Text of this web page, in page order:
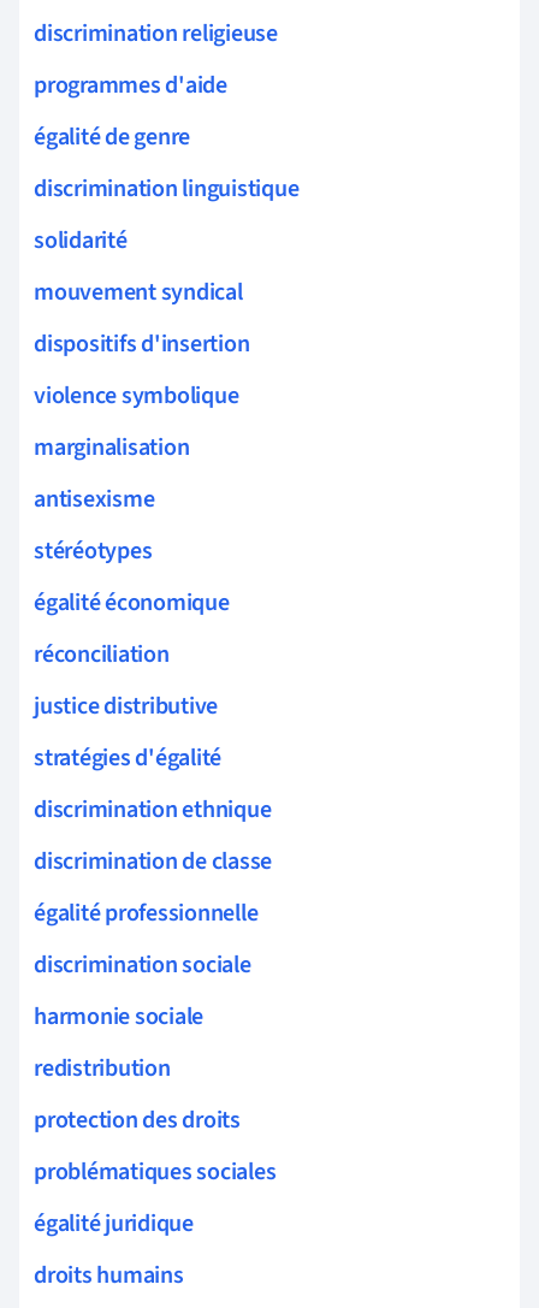
discrimination religieuse
programmes d'aide
égalité de genre
discrimination linguistique
solidarité
mouvement syndical
dispositifs d'insertion
violence symbolique
marginalisation
antisexisme
stéréotypes
égalité économique
réconciliation
justice distributive
stratégies d'égalité
discrimination ethnique
discrimination de classe
égalité professionnelle
discrimination sociale
harmonie sociale
redistribution
protection des droits
problématiques sociales
égalité juridique
droits humains